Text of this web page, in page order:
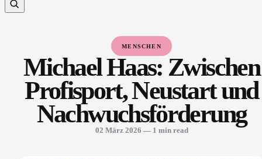
MENSCHEN
Michael Haas: Zwischen
Profisport, Neustart und
Nachwuchsförderung
02 März 2026 — 1 min read